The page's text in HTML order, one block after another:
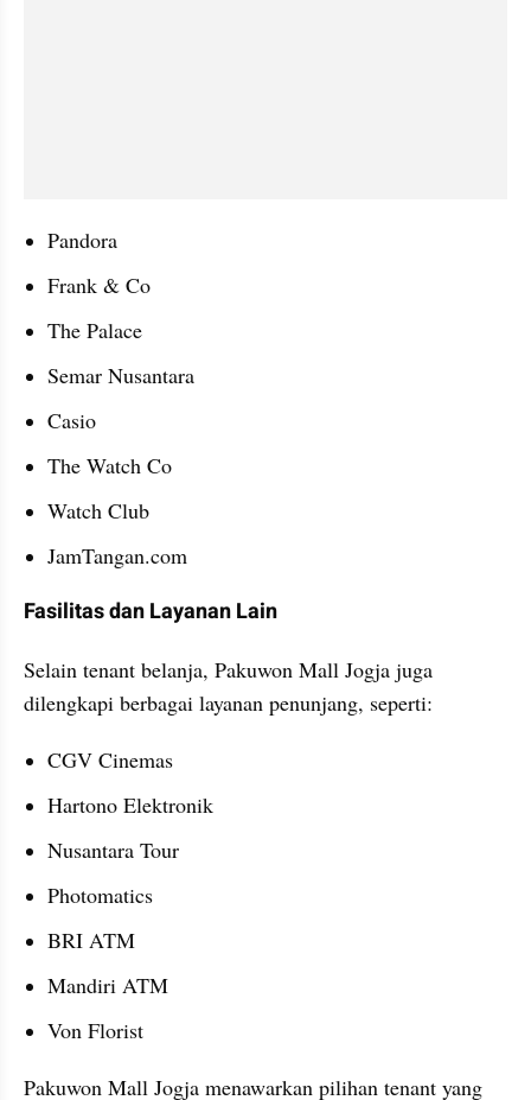
Pandora
Frank & Co
The Palace
Semar Nusantara
Casio
The Watch Co
Watch Club
JamTangan.com
Fasilitas dan Layanan Lain
Selain tenant belanja, Pakuwon Mall Jogja juga
dilengkapi berbagai layanan penunjang, seperti:
CGV Cinemas
Hartono Elektronik
Nusantara Tour
Photomatics
BRI ATM
Mandiri ATM
Von Florist
Pakuwon Mall Jogja menawarkan pilihan tenant yang